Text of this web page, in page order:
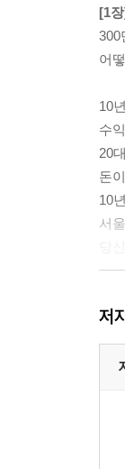
[1
300
어
10
수
20
돈
10
서
어
집
다
리
저